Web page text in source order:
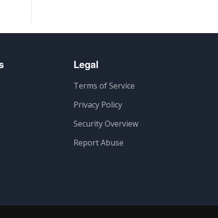
Legal
Terms of Service
Privacy Policy
Security Overview
Report Abuse